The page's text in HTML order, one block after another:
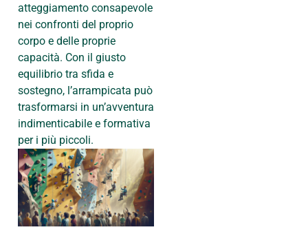
atteggiamento consapevole
nei confronti del proprio
corpo e delle proprie
capacità. Con il giusto
equilibrio tra sfida e
sostegno, l’arrampicata può
trasformarsi in un’avventura
indimenticabile e formativa
per i più piccoli.